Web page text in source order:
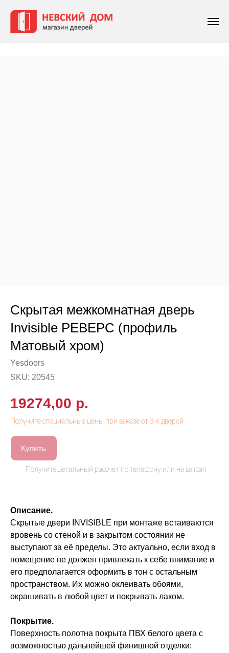
Скрытая межкомнатная дверь
Invisible РЕВЕРС (профиль
Матовый хром)
Yesdoors
SKU: 20545
19274,00 р.
Купить
Описание.
Скрытые двери INVISIBLE при монтаже встаиваются
вровень со стеной и в закрытом состоянии не
выступают за её пределы. Это актуально, если вход в
помещение не должен привлекать к себе внимание и
его предполагается оформить в тон с остальным
пространством. Их можно оклеивать обоями,
окрашивать в любой цвет и покрывать лаком.
Покрытие.
Поверхность полотна покрыта ПВХ белого цвета с
возможностью дальнейшей финишной отделки: